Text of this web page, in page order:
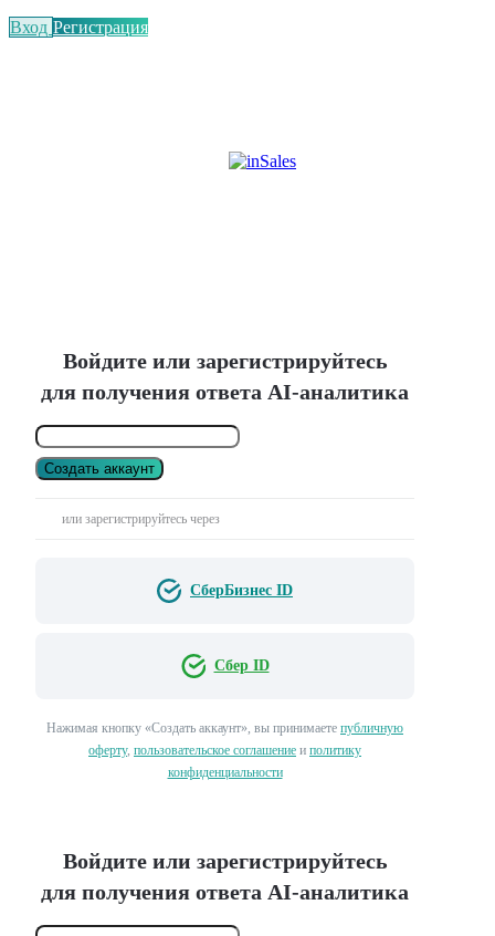
Вход Регистрация
Войдите или зарегистрируйтесь
для получения ответа AI-аналитика
Создать аккаунт
или зарегистрируйтесь через
СберБизнес ID
Сбер ID
Нажимая кнопку «Создать аккаунт», вы принимаете публичную
оферту, пользовательское соглашение и политику
конфиденциальности
Войдите или зарегистрируйтесь
для получения ответа AI-аналитика